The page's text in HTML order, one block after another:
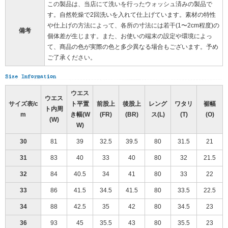
備考
この製品は、当店にて洗いを行ったウォッシュ済みの製品で
す。自然乾燥で2回洗いを入れて仕上げています。素材の特性
や仕上げの方法によって、各所の寸法には若干(1〜2cm程度)の
個体差が生じます。また、お使いの端末の設定や環境によっ
て、商品の色が実際の色と多少異なる場合もございます。予め
ご了承ください。
サイズ表/c
m
ウエス
ト内周
(W)
ウエス
ト平置
き幅(W
W)
前股上
(FR)
後股上
(BR)
レング
ス(L)
ワタリ
(T)
裾幅
(O)
30 81 39 32.5 39.5 80 31.5 21
31 83 40 33 40 80 32 21.5
32 84 40.5 34 41 80 33 22
33 86 41.5 34.5 41.5 80 33.5 22.5
34 88 42.5 35 42 80 34.5 23
36 93 45 35.5 43 80 35.5 23